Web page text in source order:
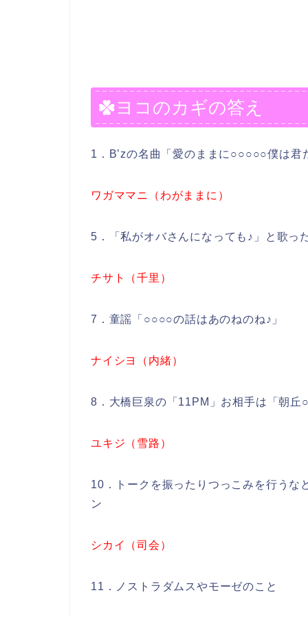
ヨコのカギの答え
1．B’zの名曲「愛のままに○○○○○僕は君
ワガママニ（わがままに）
5．「私がオバさんになっても♪」と歌っ
チサト（千里）
7．童謡「○○○○の話はあのねのね♪」
ナイシヨ（内緒）
8．大橋巨泉の「11PM」お相手は「朝丘
ユキジ（雪路）
10．トークを振ったりつっこみを行うな
ン
シカイ（司会）
11．ノストラダムスやモーゼのこと